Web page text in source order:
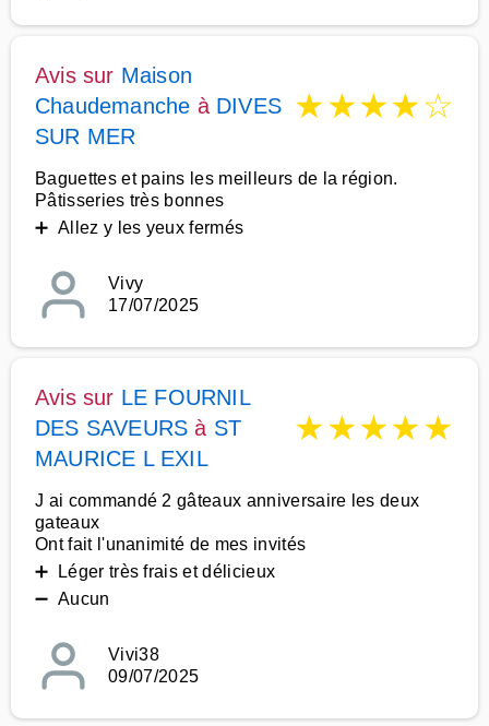
Avis sur Maison
Chaudemanche à DIVES
SUR MER
★★★★☆
Baguettes et pains les meilleurs de la région.
Pâtisseries très bonnes
➕ Allez y les yeux fermés
Vivy
17/07/2025
Avis sur LE FOURNIL
DES SAVEURS à ST
MAURICE L EXIL
★★★★★
J ai commandé 2 gâteaux anniversaire les deux
gateaux
Ont fait l'unanimité de mes invités
➕ Léger très frais et délicieux
➖ Aucun
Vivi38
09/07/2025